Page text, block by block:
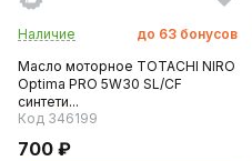
Наличие до 63 бонусов
Масло моторное TOTACHI NIRO
Optima PRO 5W30 SL/CF
синтети...
Код 346199
700 ₽